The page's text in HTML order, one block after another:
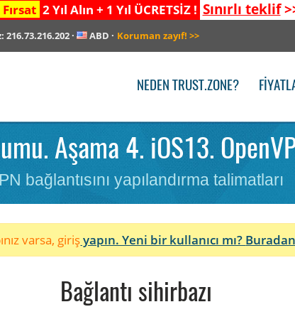
2 Yıl Alın + 1 Yıl ÜCRETSİZ ! Sınırlı teklif
216.73.216.202 · ABD · Koruman zayıf! >>
NEDEN TRUST.ZONE?
Aşama 4. iOS13.
bağlantısını yapılandırma talimatları
varsa, girişyapın. Yeni bir kullanıcı mı?
Bağlantı sihirbazı